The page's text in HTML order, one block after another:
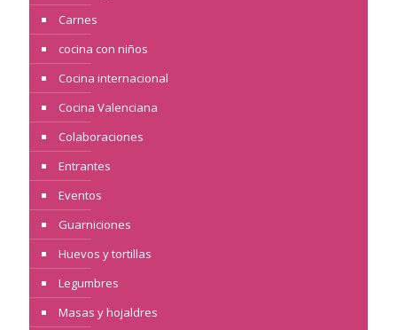
Carnes
cocina con niños
Cocina internacional
Cocina Valenciana
Colaboraciones
Entrantes
Eventos
Guarniciones
Huevos y tortillas
Legumbres
Masas y hojaldres